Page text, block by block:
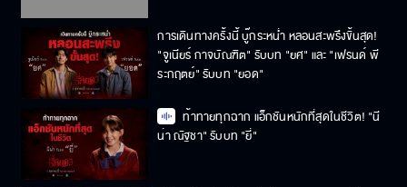
การเดินทางครั้งนี้ บู๊กระหน่ำ หลอนสะพรึงขั้นสุด!
"จูเนียร์ กาจบัณฑิต" รับบท "ยศ" และ "เฟรนด์ พี
ระกฤตย์​" รับบท "ยอด"
ท้าทายทุกฉาก แอ็กชันหนักที่สุดในชีวิต! "นี
น่า ณัฐชา" รับบท "ยี่"